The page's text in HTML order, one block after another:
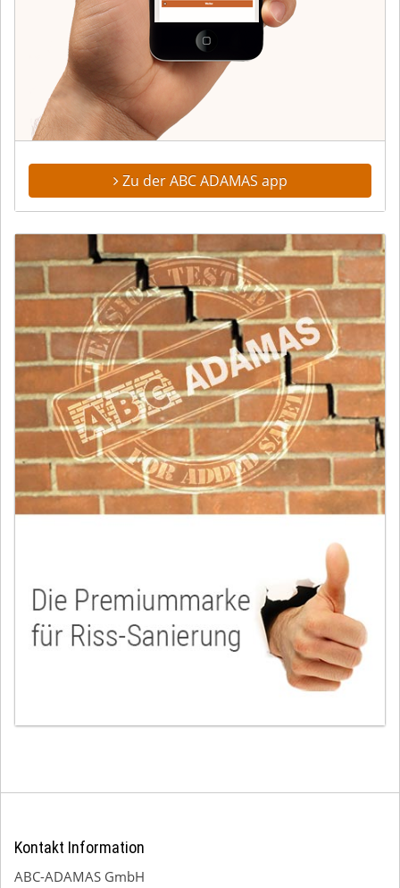
Zu der ABC ADAMAS app
Kontakt Information
ABC-ADAMAS GmbH